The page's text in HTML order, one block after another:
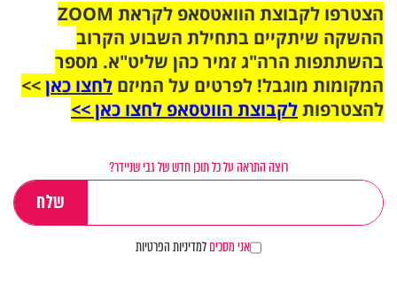
הצטרפו לקבוצת הוואטסאפ לקראת ZOOM
ההשקה שיתקיים בתחילת השבוע הקרוב
בהשתתפות הרה"ג זמיר כהן שליט"א. מספר
המקומות מוגבל! לפרטים על המיזם לחצו כאן>>
להצטרפותלקבוצת הווטסאפ לחצו כאן >>
רוצה התראה על כל תוכן חדש של גבי שניידר?
אני מסכיםלמדיניות הפרטיות